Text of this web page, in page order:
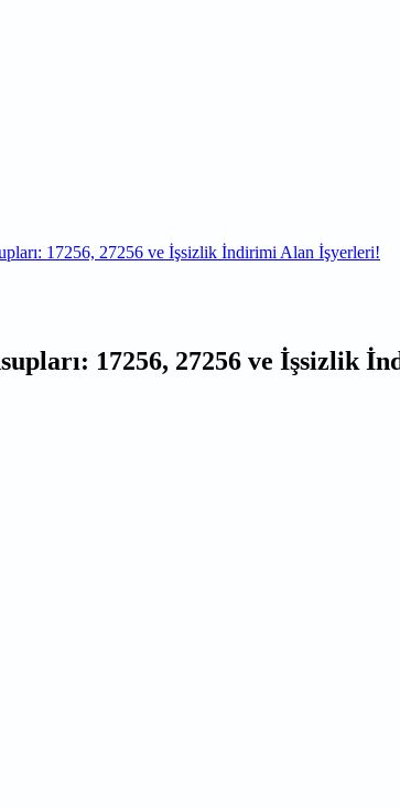
17256, 27256 ve İşsizlik İndirimi Alan İşyerleri!
17256, 27256 ve İşsizlik